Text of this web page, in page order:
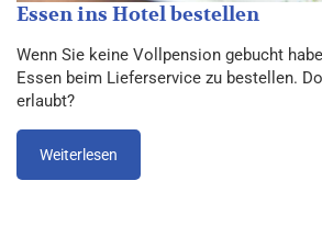
Essen ins Hotel bestellen
Wenn Sie keine Vollpension gebucht
Essen beim Lieferservice zu bestellen.
erlaubt?
Weiterlesen